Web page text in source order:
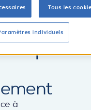
grâce à
risques
à
Tous les
individuels